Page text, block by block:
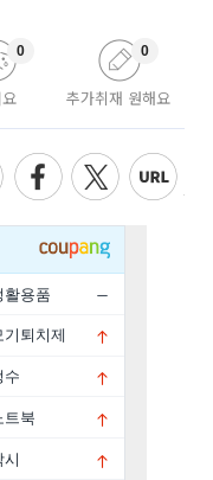
0
추가취재 원해요
0